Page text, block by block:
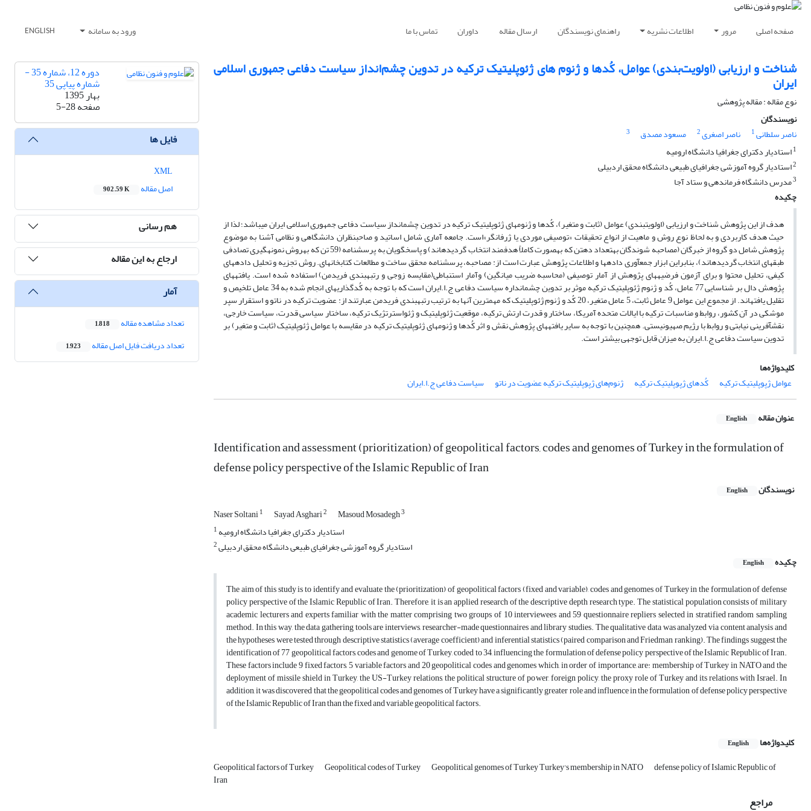
صفحه اصلی مرور اطلاعات نشریه راهنمای نویسندگان ارسال مقاله داوران تماس با ما ورود به سامانه ENGLISH
شناخت و ارزیابی (اولویت‌بندی) عوامل، کُدها و ژنوم های ژئوپلیتیک ترکیه در تدوین چشم‌انداز سیاست دفاعی جمهوری اسلامی
ایران
نوع مقاله : مقاله پژوهشی
نویسندگان
ناصر سلطانی1 ناصر اصغری2 مسعود مصدق
3
1استادیار دکترای جغرافیا دانشگاه ارومیه
2استادیار گروه آموزشی جغرافیای طبیعی دانشگاه محقق اردبیلی
3مدرس دانشگاه فرماندهی و ستاد آجا
چکیده
هدف از این پژوهش شناخت و ارزیابی (اولویت­بندی) عوامل (ثابت و متغیر)، کُدها و ژنوم­های ژئوپلیتیک ترکیه در تدوین چشم­انداز سیاست دفاعی جمهوری اسلامی ایران می­باشد؛ لذا از
حیث هدف کاربردی و به لحاظ نوع روش و ماهیت از انواع تحقیقات «توصیفی موردی یا ژرفانگر»است. جامعه آماری شامل اساتید و صاحب­نظران دانشگاهی و نظامی آشنا به موضوع
پژوهش شامل دو گروه از خبرگان (مصاحبه شوندگان به­تعداد ده­تن که به­صورت کاملاً هدفمند انتخاب گردیده­اند) و پاسخگویان به پرسشنامه (59 تن که به­روش نمونه­گیری تصادفی
طبقه­ای انتخاب گردیده­اند)، بنابراین ابزار جمع­آوری داده­ها و اطلاعات پژوهش عبارت است از: مصاحبه، پرسشنامه محقق ساخت و مطالعات کتابخانه­ای. روش تجزیه و تحلیل داده­های
کیفی، تحلیل محتوا و برای آزمون فرضیه­های پژوهش از آمار توصیفی (محاسبه ضریب میانگین) وآمار استنباطی(مقایسه زوجی و رتبه­بندی فریدمن) استفاده شده است. یافته­های
پژوهش دال بر شناسایی 77 عامل، کُد و ژنوم ژئوپلیتیک ترکیه موثر بر تدوین چشم­انداره سیاست دفاعی ج.ا.ایران است که با توجه به کُدگذاری­های انجام شده به 34 عامل تلخیص و
تقلیل یافته­اند. از مجموع این عوامل 9 عامل ثابت، 5 عامل متغیر، 20 کُد و ژنوم ژئوپلیتیک که مهمترین آن­ها به ترتیب رتبه­بندی فریدمن عبارتند از: عضویت ترکیه در ناتو و استقرار سپر
موشکی در آن کشور، روابط و مناسبات ترکیه با ایالات متحده آمریکا، ساختار و قدرت ارتش ترکیه، موقعیت ژئوپلیتیک و ژئواسترتژیک ترکیه، ساختار سیاسی قدرت، سیاست خارجی،
نقش­آفرینی نیابتی و روابط با رژیم صهیونیستی. همچنین با توجه به سایر یافته­های پژوهش نقش و اثر کُدها و ژنوم­های ژئوپلیتیک ترکیه در مقایسه با عوامل ژئوپلیتیک (ثابت و متغیر) بر
تدوین سیاست دفاعی ج.ا.ایران به میزان قابل توجهی بیشتر است.
کلیدواژه‌ها
عوامل ژپوپلیتیک ترکیه
کُدهای ژپوپلیتیک ترکیه ژنوم‌های ژپوپلیتیک ترکیه عضویت در ناتو سیاست دفاعی ج.ا.ایران
عنوان مقاله English
Identification and assessment (prioritization) of geopolitical factors, codes and genomes of Turkey in the formulation of
defense policy perspective of the Islamic Republic of Iran
نویسندگان English
Naser Soltani1 Sayad Asghari2 Masoud Mosadegh3
1 استادیار دکترای جغرافیا دانشگاه ارومیه
2استادیار گروه آموزشی جغرافیای طبیعی دانشگاه محقق اردبیلی
چکیده
English
The aim of this study is to identify and evaluate the (prioritization) of geopolitical factors (fixed and variable), codes and genomes of Turkey in the formulation of defense
policy perspective of the Islamic Republic of Iran. Therefore, it is an applied research of the descriptive depth research type. The statistical population consists of military
academic lecturers and experts familiar with the matter comprising two groups of 10 interviewees and 59 questionnaire repliers selected in stratified random sampling
method. In this way, the data gathering tools are interviews, researcher-made questionnaires and library studies. The qualitative data was analyzed via content analysis and
the hypotheses were tested through descriptive statistics (average coefficient) and inferential statistics (paired comparison and Friedman ranking). The findings suggest the
identification of 77 geopolitical factors, codes and genome of Turkey, coded to 34, influencing the formulation of defense policy perspective of the Islamic Republic of Iran.
These factors include 9 fixed factors, 5 variable factors and 20 geopolitical codes and genomes which, in order of importance, are: membership of Turkey in NATO and the
deployment of missile shield in Turkey, the US-Turkey relations, the political structure of power, foreign policy, the proxy role of Turkey and its relations with Israel. In
addition, it was discovered that the geopolitical codes and genomes of Turkey have a significantly greater role and influence in the formulation of defense policy perspective
of the Islamic Republic of Iran than the fixed and variable geopolitical factors.
کلیدواژه‌ها English
Geopolitical factors of Turkey Geopolitical codes of Turkey Geopolitical genomes of Turkey Turkey's membership in NATO defense policy of Islamic Republic of
Iran
مراجع
دوره 12، شماره 35 -
شماره پیاپی 35
بهار 1395
صفحه5-28
فایل ها
اصل مقاله
902.59 K
هم رسانی
ارجاع به این مقاله
آمار
تعداد مشاهده مقاله 1,818
تعداد دریافت فایل اصل مقاله 1,923